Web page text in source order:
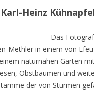
Heinz
Das
Methler in einem von
naturnahen Garten
Obstbäumen und
der von Stürmen